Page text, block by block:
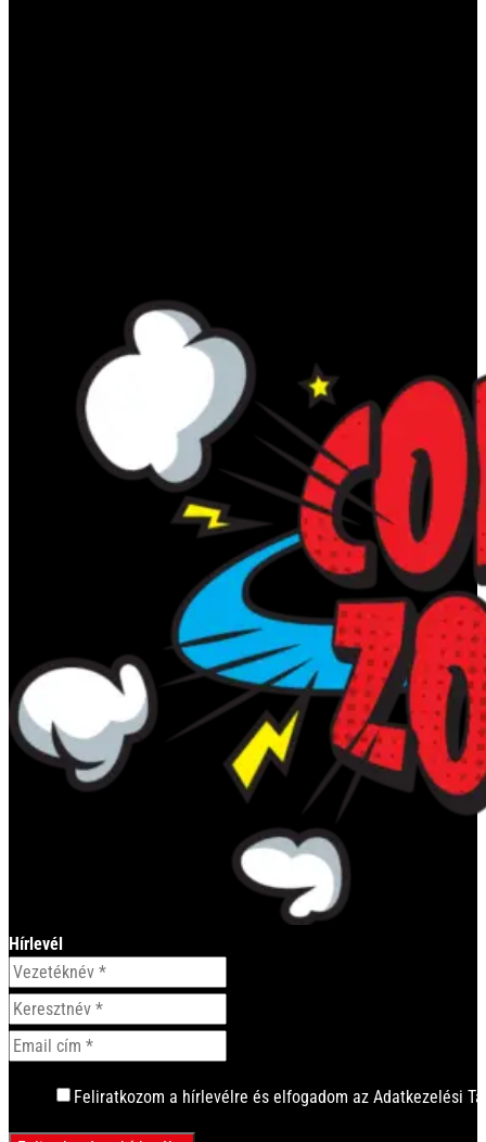
Hírlevél
Feliratkozom a hírlevélre és elfogadom az Adatkezelési